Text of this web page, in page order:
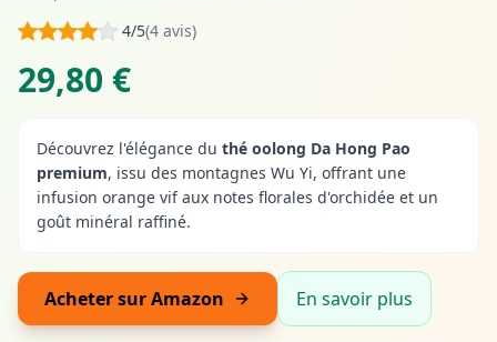
4/5(4 avis)
29,80 €
Découvrez l'élégance du thé oolong Da Hong Pao
premium, issu des montagnes Wu Yi, offrant une
infusion orange vif aux notes florales d'orchidée et un
goût minéral raffiné.
Acheter sur Amazon En savoir plus